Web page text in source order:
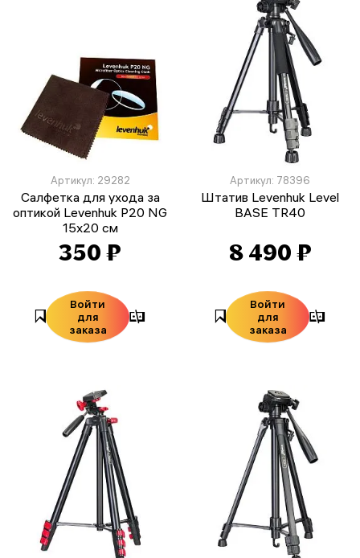
Артикул: 29282
Салфетка для ухода за
оптикой Levenhuk P20 NG
15x20 см
350 ₽
Войти
для
заказа
Артикул: 78396
Штатив Levenhuk Level
BASE TR40
8 490 ₽
Войти
для
заказа